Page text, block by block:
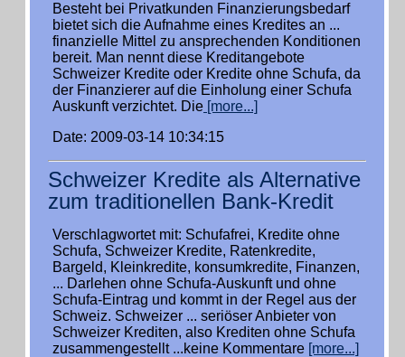
Besteht bei Privatkunden Finanzierungsbedarf
bietet sich die Aufnahme eines Kredites an ...
finanzielle Mittel zu ansprechenden Konditionen
bereit. Man nennt diese Kreditangebote
Schweizer Kredite oder Kredite ohne Schufa, da
der Finanzierer auf die Einholung einer Schufa
Auskunft verzichtet. Die [more...]
Date: 2009-03-14 10:34:15
Schweizer Kredite als Alternative
zum traditionellen Bank-Kredit
Verschlagwortet mit: Schufafrei, Kredite ohne
Schufa, Schweizer Kredite, Ratenkredite,
Bargeld, Kleinkredite, konsumkredite, Finanzen,
... Darlehen ohne Schufa-Auskunft und ohne
Schufa-Eintrag und kommt in der Regel aus der
Schweiz. Schweizer ... seriöser Anbieter von
Schweizer Krediten, also Krediten ohne Schufa
zusammengestellt ...keine Kommentare [more...]